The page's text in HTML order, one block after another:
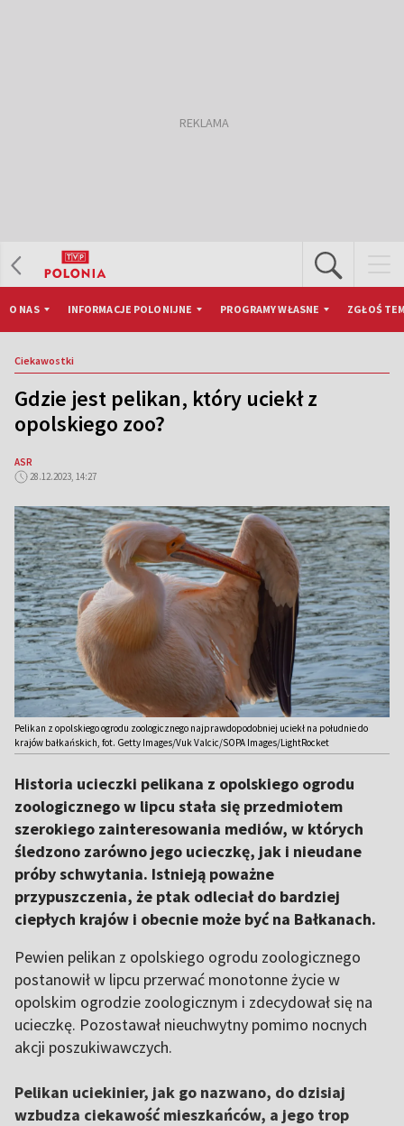
O NAS INFORMACJE POLONIJNE PROGRAMY WŁASNE ZGŁOŚ
Ciekawostki
Gdzie jest pelikan, który uciekł z
opolskiego zoo?
ASR
28.12.2023, 14:27
Pelikan z opolskiego ogrodu zoologicznego najprawdopodobniej uciekł na południe do
krajów bałkańskich, fot. Getty Images/Vuk Valcic/SOPA Images/LightRocket
Historia ucieczki pelikana z opolskiego ogrodu
zoologicznego w lipcu stała się przedmiotem
szerokiego zainteresowania mediów, w których
śledzono zarówno jego ucieczkę, jak i nieudane
próby schwytania. Istnieją poważne
przypuszczenia, że ptak odleciał do bardziej
ciepłych krajów i obecnie może być na Bałkanach.
Pewien pelikan z opolskiego ogrodu zoologicznego
postanowił w lipcu przerwać monotonne życie w
opolskim ogrodzie zoologicznym i zdecydował się na
ucieczkę. Pozostawał nieuchwytny pomimo nocnych
akcji poszukiwawczych.
Pelikan uciekinier, jak go nazwano, do dzisiaj
wzbudza ciekawość mieszkańców, a jego trop